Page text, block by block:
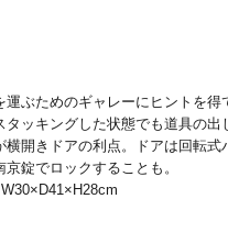
運ぶためのギャレーにヒントを得
タッキングした状態でも道具の出
横開きドアの利点。ドアは回転式
錠でロックすることも。